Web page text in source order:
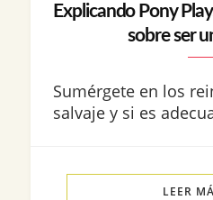
Explicando Pony
sobre ser
Sumérgete en los
salvaje y si es
LEER